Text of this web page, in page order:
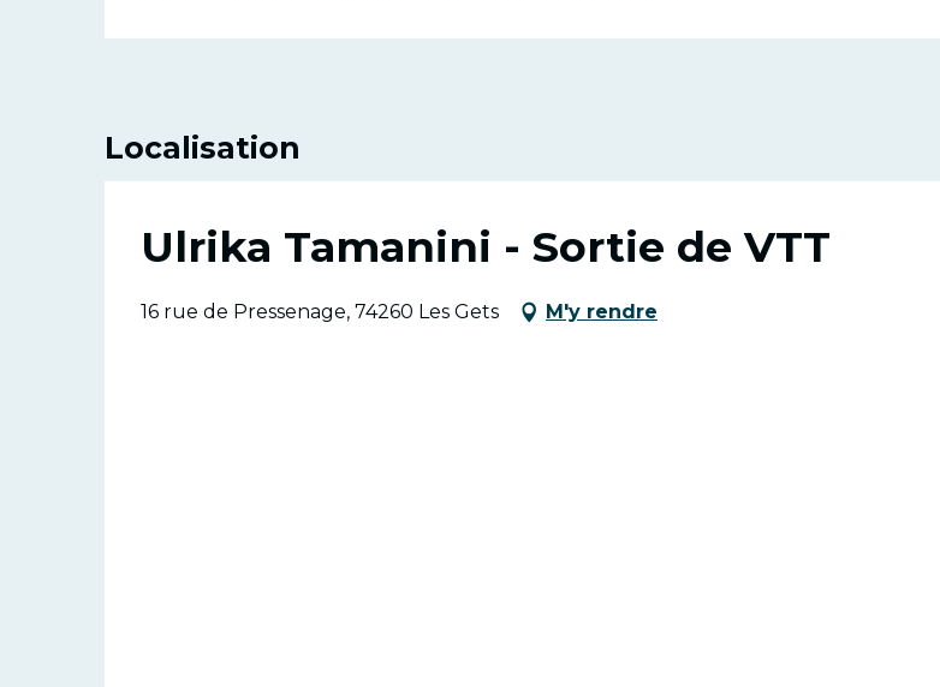
Localisation
Ulrika Tamanini - Sortie de VTT
16 rue de Pressenage, 74260 Les Gets M'y rendre